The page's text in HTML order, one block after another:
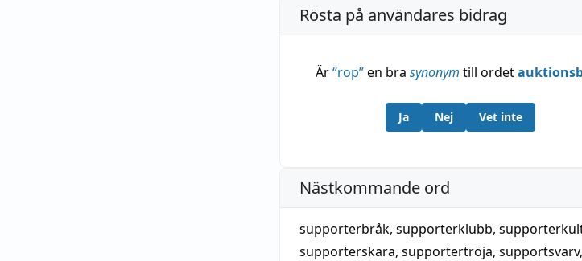
Rösta på användares bidrag
Är“rop”en bra synonym till ordet
Ja Nej Vet inte
Nästkommande ord
supporterbråk, supporterklubb,
supporterskara, supportertröja, supportsvarv,